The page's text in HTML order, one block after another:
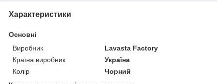
Характеристики
Основні
Виробник
Lavasta Factory
Країна виробник
Україна
Колір
Чорний